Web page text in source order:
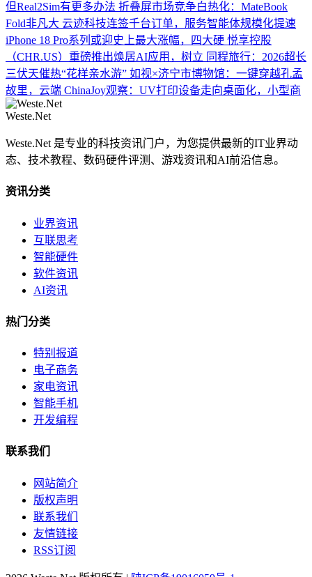
但Real2Sim有更多办法 折叠屏市场竞争白热化：MateBook
Fold非凡大 云迹科技连签千台订单，服务智能体规模化提速
iPhone 18 Pro系列或迎史上最大涨幅，四大硬 悦享控股
（CHR.US）重磅推出焕居AI应用，树立 同程旅行：2026超长
三伏天催热“花样亲水游” 如视×济宁市博物馆：一键穿越孔孟
故里，云端 ChinaJoy观察：UV打印设备走向桌面化，小型商
Weste.Net
Weste.Net 是专业的科技资讯门户，为您提供最新的IT业界动
态、技术教程、数码硬件评测、游戏资讯和AI前沿信息。
资讯分类
业界资讯
互联思考
智能硬件
软件资讯
AI资讯
热门分类
特别报道
电子商务
家电资讯
智能手机
开发编程
联系我们
网站简介
版权声明
联系我们
友情链接
RSS订阅